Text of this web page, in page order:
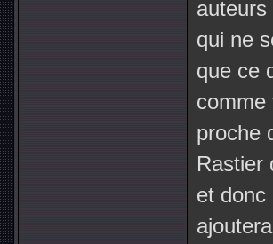
qui ne
que ce
comme
proche
Rastier
et donc